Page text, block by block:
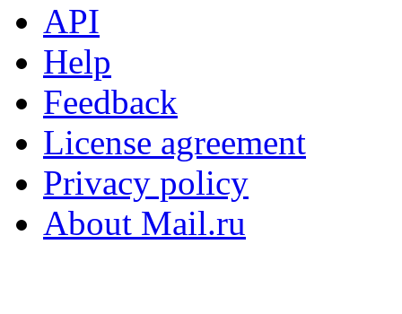
API
Help
Feedback
License agreement
Privacy policy
About Mail.ru